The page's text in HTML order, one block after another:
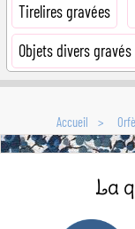
Tirelires gravées
Objets divers gravés
Accueil
La